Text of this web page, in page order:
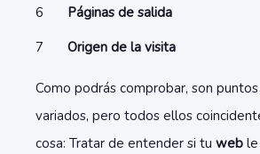
Páginas de salida
Origen de la visita
Como podrás comprobar, son
variados, pero todos ellos
cosa: Tratar de entender si tu web